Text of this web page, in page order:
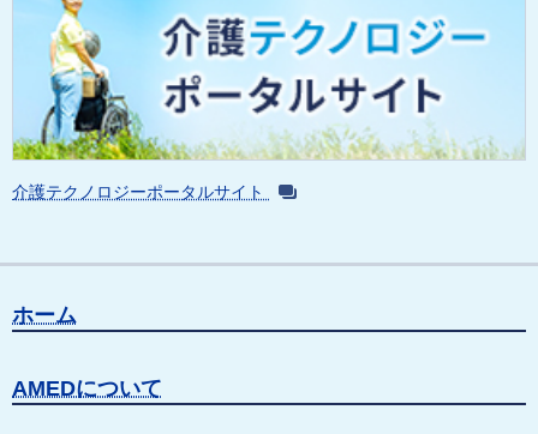
介護テクノロジーポータルサイト
ホーム
AMEDについて